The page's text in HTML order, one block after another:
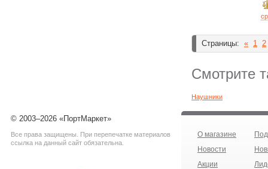
Страницы: « 1 2
Смотрите
Наушники
© 2003–2026 «ПортМаркет»
Все права защищены. При перепечатке материалов
ссылка на данный сайт обязательна.
О магазине
Новости
Акции